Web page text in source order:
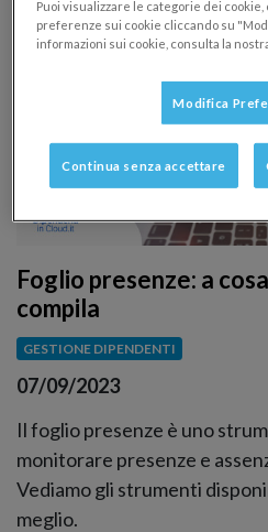
Foglio presenze: a
compila
GESTIONE DIPENDENTI
07/09/2023
Il foglio presenze è uno
monitorare presenze e
Vediamo gli strumenti
meglio.
Puoi visualizzare le categorie dei
preferenze sui cookie cliccando su
informazioni sui cookie, consulta la
Modifica
Continua senza accettare